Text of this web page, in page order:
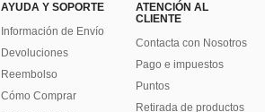
AYUDA Y SOPORTE
Información de Envío
Devoluciones
Reembolso
Cómo Comprar
ATENCIÓN AL
CLIENTE
Contacta con Nosotros
Pago e impuestos
Puntos
Retirada de productos